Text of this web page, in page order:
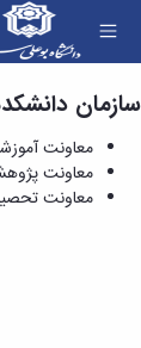
معاونت
سازمان
معاونت
معاونت
معاونت